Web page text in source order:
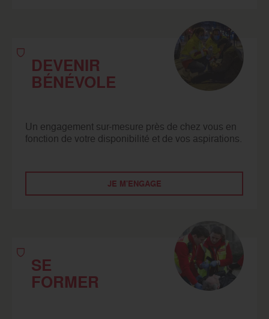
DEVENIR
BÉNÉVOLE
Un engagement sur-mesure près de chez vous en
fonction de votre disponibilité et de vos aspirations.
JE M'ENGAGE
SE
FORMER